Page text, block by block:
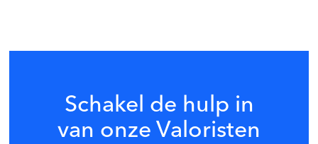
Schakel de hulp in
van onze Valoristen